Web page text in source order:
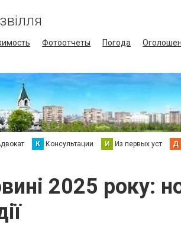
Фотоотчеты Погода
К Консультации И Из первых уст Д
2025 року: